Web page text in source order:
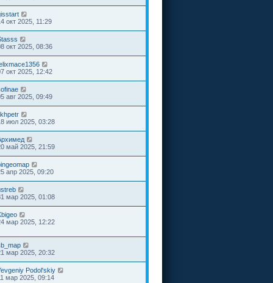
окт 2025, 11:29
окт 2025, 08:36
окт 2025, 12:42
авг 2025, 09:49
июл 2025, 03:28
май 2025, 21:59
апр 2025, 09:20
мар 2025, 01:08
мар 2025, 12:22
мар 2025, 20:32
Podol'skiy
мар 2025, 09:14